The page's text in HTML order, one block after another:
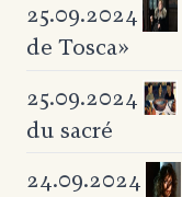
25.09.2024
de Tosca»
25.09.2024
du sacré
24.09.2024